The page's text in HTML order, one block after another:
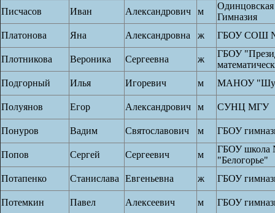
Писчасов Иван Александрович м
Гимназия
Платонова
Яна Александровна ж ГБОУ СОШ
Плотникова Вероника Сергеевна ж
ГБОУ
Подгорный
Илья Игоревич м МАНОУ
Полуянов Егор Александрович м СУНЦ МГУ
Понуров Вадим Святославович м ГБОУ
Попов Сергей Сергеевич м
ГБОУ школа
"Белогорье"
Потапенко
Станислава Евгеньевна ж ГБОУ
Потемкин Павел Алексеевич м ГБОУ